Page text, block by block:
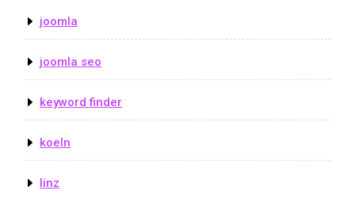
joomla
joomla seo
keyword finder
koeln
linz